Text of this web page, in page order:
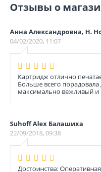
Отзывы о
Анна Александровна, Н.
04/02/2020, 11:07
Картридж отлично
Больше всего
максимально вежливый
Suhoff Alex Балашиха
22/09/2018, 09:38
Достоинства: